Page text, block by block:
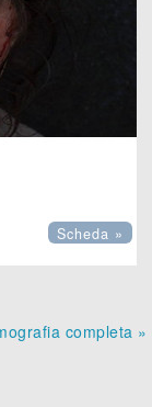
Scheda »
completa »